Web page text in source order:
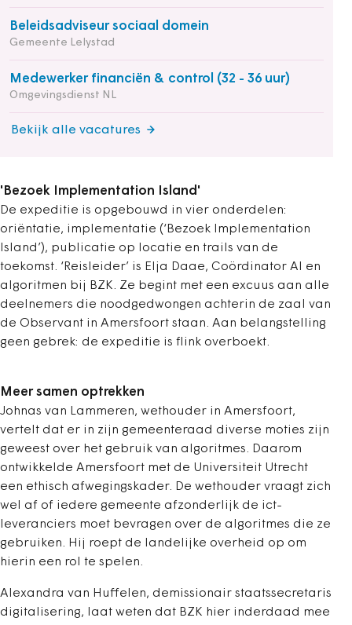
Beleidsadviseur sociaal domein
Gemeente Lelystad
Medewerker financiën & control (32 - 36 uur)
Omgevingsdienst NL
Bekijk alle vacatures
'Bezoek Implementation Island'
De expeditie is opgebouwd in vier onderdelen:
oriëntatie, implementatie (‘Bezoek Implementation
Island’), publicatie op locatie en trails van de
toekomst. ‘Reisleider’ is Elja Daae, Coördinator AI en
algoritmen bij BZK. Ze begint met een excuus aan alle
deelnemers die noodgedwongen achterin de zaal van
de Observant in Amersfoort staan. Aan belangstelling
geen gebrek: de expeditie is flink overboekt.
Meer samen optrekken
Johnas van Lammeren, wethouder in Amersfoort,
vertelt dat er in zijn gemeenteraad diverse moties zijn
geweest over het gebruik van algoritmes. Daarom
ontwikkelde Amersfoort met de Universiteit Utrecht
een ethisch afwegingskader. De wethouder vraagt zich
wel af of iedere gemeente afzonderlijk de ict-
leveranciers moet bevragen over de algoritmes die ze
gebruiken. Hij roept de landelijke overheid op om
hierin een rol te spelen.
Alexandra van Huffelen, demissionair staatssecretaris
digitalisering, laat weten dat BZK hier inderdaad mee